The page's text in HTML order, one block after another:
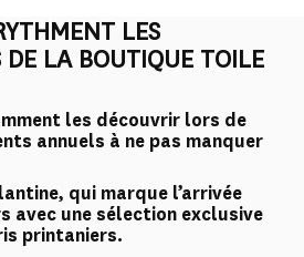
LES
LA BOUTIQUE TOILE
les découvrir lors de
annuels à ne pas manquer
qui marque l’arrivée
avec une sélection exclusive
printaniers.